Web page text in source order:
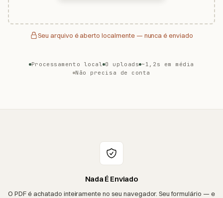
Seu arquivo é aberto localmente — nunca é enviado
Processamento local 0 uploads ~1,2s em média
Não precisa de conta
Nada É Enviado
O PDF é achatado inteiramente no seu navegador. Seu formulário — e